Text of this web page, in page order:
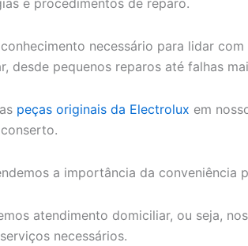
e procedimentos de reparo.
necessário para lidar
desde pequenos reparos até falhas
peças originais da Electrolux em
a importância da conveniência
atendimento domiciliar, ou seja,
necessários.